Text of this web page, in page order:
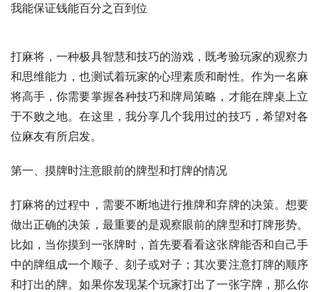
我能保证钱能百分之百到位
打麻将，一种极具智慧和技巧的游戏，既考验玩家的观察力
和思维能力，也测试着玩家的心理素质和耐性。作为一名麻
将高手，你需要掌握各种技巧和牌局策略，才能在牌桌上立
于不败之地。在这里，我分享几个我用过的技巧，希望对各
位麻友有所启发。
第一、摸牌时注意眼前的牌型和打牌的情况
打麻将的过程中，需要不断地进行推牌和弃牌的决策。想要
做出正确的决策，最重要的是观察眼前的牌型和打牌形势。
比如，当你摸到一张牌时，首先要看看这张牌能否和自己手
中的牌组成一个顺子、刻子或对子；其次要注意打牌的顺序
和打出的牌。如果你发现某个玩家打出了一张字牌，那么你